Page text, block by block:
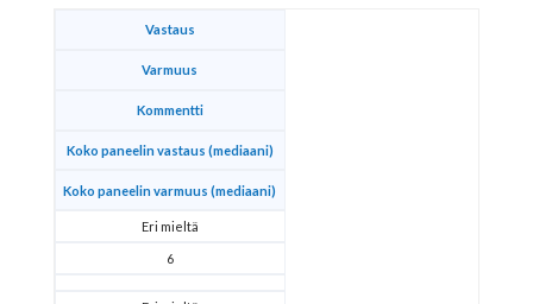
Vastaus
Varmuus
Kommentti
Koko paneelin vastaus (mediaani)
Koko paneelin varmuus (mediaani)
Eri mieltä
6